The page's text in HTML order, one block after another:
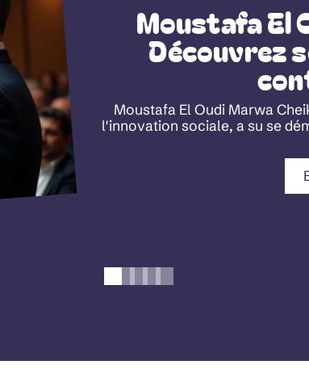
Moustafa El
Découvrez
Moustafa El Oudi Marwa
l'innovation sociale, a su se